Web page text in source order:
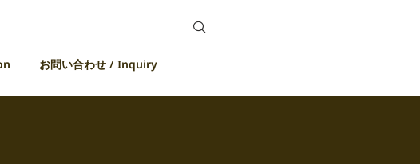
お問い合わせ / Inquiry